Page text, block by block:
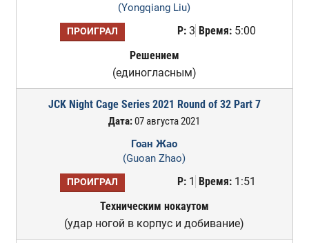
(Yongqiang Liu)
ПРОИГРАЛ Р:3 Время:5:00
Решением
(единогласным)
JCK Night Cage Series 2021 Round of 32 Part 7
Дата:07 августа 2021
Гоан Жао
(Guoan Zhao)
ПРОИГРАЛ Р:1 Время:1:51
Техническим нокаутом
(удар ногой в корпус и добивание)